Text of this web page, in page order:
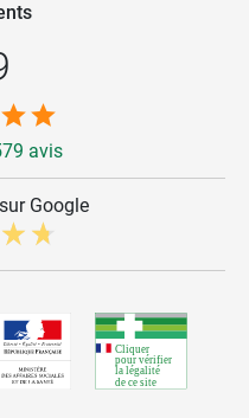
avis
Google